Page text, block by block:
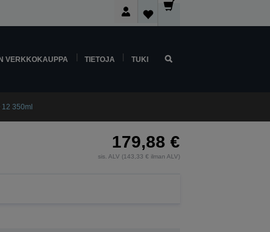
VERKKOKAUPPA TIETOJA TUKI
350ml
179,88 €
sis. ALV (143,33 € ilman ALV)